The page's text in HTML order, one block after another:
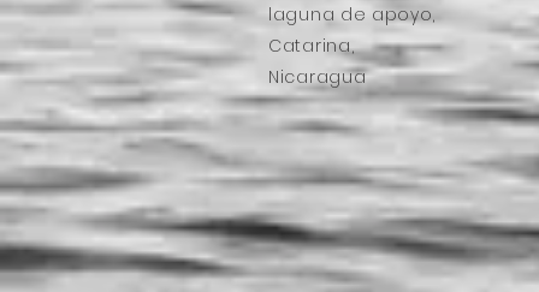
laguna de apoyo,
Catarina,
Nicaragua